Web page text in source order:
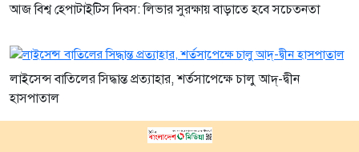
আজ বিশ্ব হেপাটাইটিস দিবস: লিভার সুরক্ষায় বাড়াতে হবে সচেতনতা
লাইসেন্স বাতিলের সিদ্ধান্ত প্রত্যাহার, শর্তসাপেক্ষে চালু আদ্-দ্বীন
হাসপাতাল